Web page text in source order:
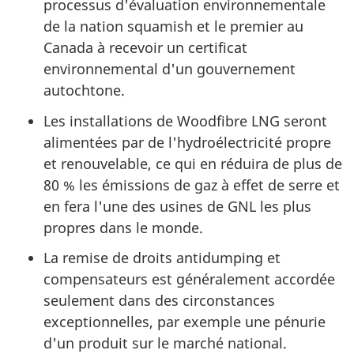
processus d'évaluation environnementale
de la nation squamish et le premier au
Canada à recevoir un certificat
environnemental d'un gouvernement
autochtone.
Les installations de Woodfibre LNG seront
alimentées par de l'hydroélectricité propre
et renouvelable, ce qui en réduira de plus de
80 % les émissions de gaz à effet de serre et
en fera l'une des usines de GNL les plus
propres dans le monde.
La remise de droits antidumping et
compensateurs est généralement accordée
seulement dans des circonstances
exceptionnelles, par exemple une pénurie
d'un produit sur le marché national.